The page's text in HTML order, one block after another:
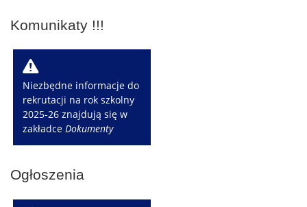
Komunikaty !!!
W
Niezbędne informacje do
rekrutacji na rok szkolny
2025-26 znajdują się w
zakładceDokumenty
Ogłoszenia